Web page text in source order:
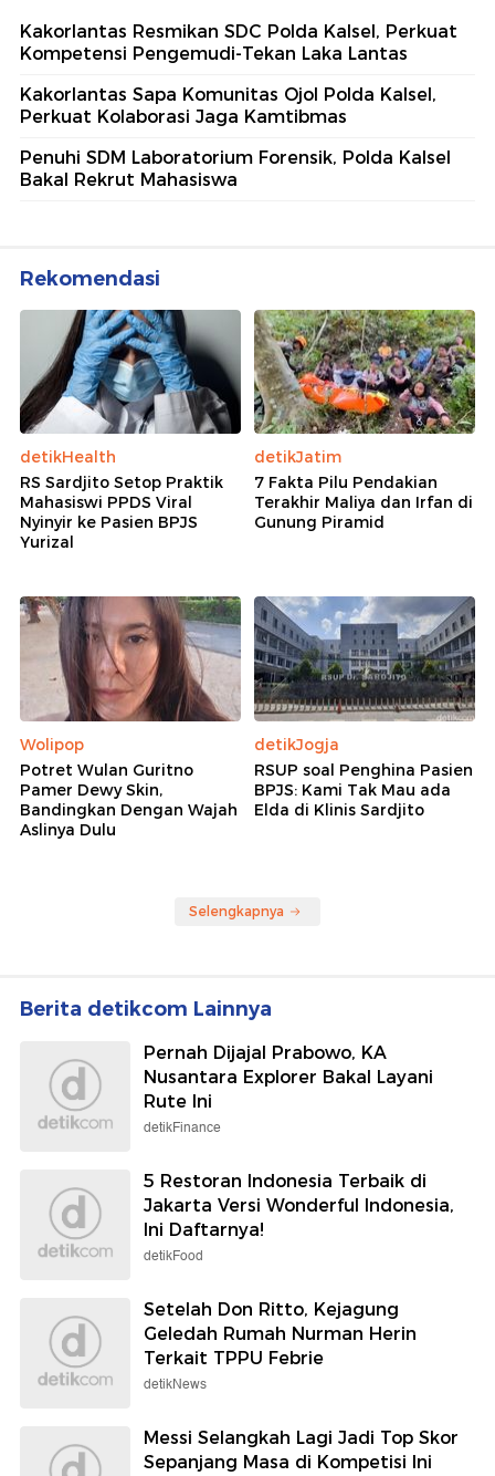
Kakorlantas Resmikan SDC Polda Kalsel, Perkuat
Kompetensi Pengemudi-Tekan Laka Lantas
Kakorlantas Sapa Komunitas Ojol Polda Kalsel,
Perkuat Kolaborasi Jaga Kamtibmas
Penuhi SDM Laboratorium Forensik, Polda Kalsel
Bakal Rekrut Mahasiswa
Rekomendasi
detikHealth
RS Sardjito Setop Praktik
Mahasiswi PPDS Viral
Nyinyir ke Pasien BPJS
Yurizal
detikJatim
7 Fakta Pilu Pendakian
Terakhir Maliya dan Irfan di
Gunung Piramid
Wolipop
Potret Wulan Guritno
Pamer Dewy Skin,
Bandingkan Dengan Wajah
Aslinya Dulu
detikJogja
RSUP soal Penghina Pasien
BPJS: Kami Tak Mau ada
Elda di Klinis Sardjito
Selengkapnya
Berita detikcom Lainnya
Pernah Dijajal Prabowo, KA
Nusantara Explorer Bakal Layani
Rute Ini
detikFinance
5 Restoran Indonesia Terbaik di
Jakarta Versi Wonderful Indonesia,
Ini Daftarnya!
detikFood
Setelah Don Ritto, Kejagung
Geledah Rumah Nurman Herin
Terkait TPPU Febrie
detikNews
Messi Selangkah Lagi Jadi Top Skor
Sepanjang Masa di Kompetisi Ini